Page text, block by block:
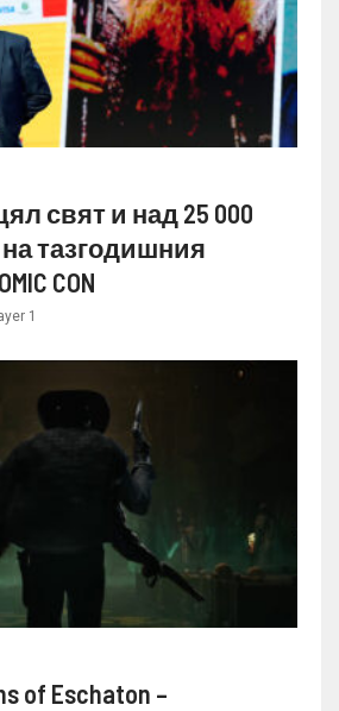
свят и над 25 000
тазгодишния
CON
1
of Eschaton –